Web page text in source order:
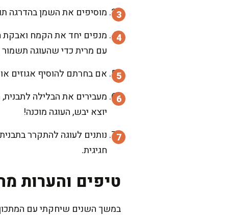
מוסיפים את השמן בהדרגה
מנפים יחד את הקמח ואבקת
עם מרית כדי שהעוגה
אם בחרתם להוסיף אגוזים
יוצא יבש, העוגה מוכנה!
חגיגית.
טיפים והערות
במשך השנים שיחקתי עם